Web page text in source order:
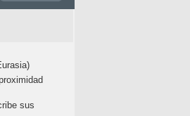
sus